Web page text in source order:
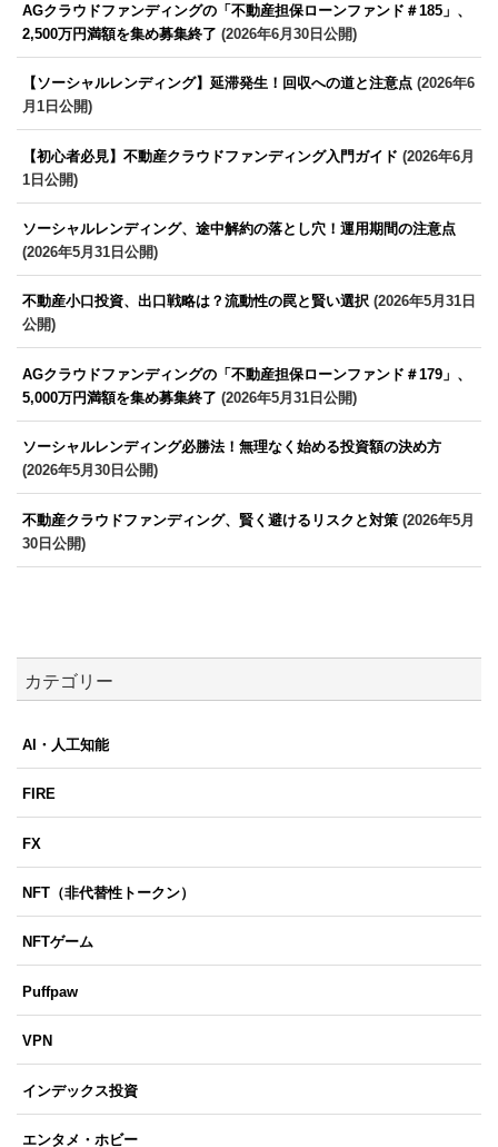
AGクラウドファンディングの「不動産担保ローンファンド＃185」、
2,500万円満額を集め募集終了 (2026年6月30日公開)
【ソーシャルレンディング】延滞発生！回収への道と注意点 (2026年6
月1日公開)
【初心者必見】不動産クラウドファンディング入門ガイド (2026年6月
1日公開)
ソーシャルレンディング、途中解約の落とし穴！運用期間の注意点
(2026年5月31日公開)
不動産小口投資、出口戦略は？流動性の罠と賢い選択 (2026年5月31日
公開)
AGクラウドファンディングの「不動産担保ローンファンド＃179」、
5,000万円満額を集め募集終了 (2026年5月31日公開)
ソーシャルレンディング必勝法！無理なく始める投資額の決め方
(2026年5月30日公開)
不動産クラウドファンディング、賢く避けるリスクと対策 (2026年5月
30日公開)
カテゴリー
AI・人工知能
FIRE
FX
NFT（非代替性トークン）
NFTゲーム
Puffpaw
VPN
インデックス投資
エンタメ・ホビー